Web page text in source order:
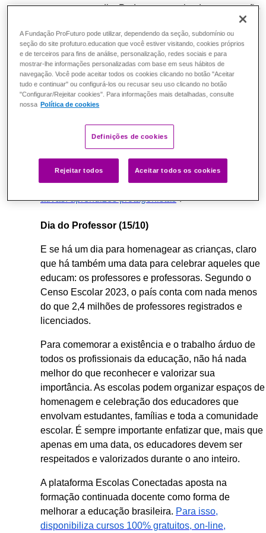
para marcar o dia. Pode ser organizada uma sessão
de cinema com os filmes preferidos da criançada;
uma gincana lúdica e educativa; um piquenique em
uma área aberta; uma feira de troca de brinquedos;
uma roda de jogos de tabuleiro. Deixá-las brincar
livremente também é sempre uma boa opção.
Aos educadores que queiram elevar o patamar, há
professores conheçam estratégias e caminhos para
assim como incentivar o protagonismo dos
estudantes. É o caso da formação “Metodologias
ativas: aprendizes protagonistas”.
Dia do Professor (15/10)
E se há um dia para homenagear as crianças, claro
que há também uma data para celebrar aqueles que
educam: os professores e professoras. Segundo o
Censo Escolar 2023, o país conta com nada menos
do que 2,4 milhões de professores registrados e
licenciados.
Para comemorar a existência e o trabalho árduo de
todos os profissionais da educação, não há nada
melhor do que reconhecer e valorizar sua
importância. As escolas podem organizar espaços de
homenagem e celebração dos educadores que
envolvam estudantes, famílias e toda a comunidade
escolar. É sempre importante enfatizar que, mais que
apenas em uma data, os educadores devem ser
respeitados e valorizados durante o ano inteiro.
A plataforma Escolas Conectadas aposta na
formação continuada docente como forma de
melhorar a educação brasileira. Para isso,
disponibiliza cursos 100% gratuitos, on-line,
A Fundação ProFuturo pode utilizar, dependendo da seção, subdomínio ou
seção do site profuturo.education que você estiver visitando, cookies próprios
e de terceiros para fins de análise, personalização, redes sociais e para
mostrar-lhe informações personalizadas com base em seus hábitos de
navegação. Você pode aceitar todos os cookies clicando no botão "Aceitar
tudo e continuar" ou configurá-los ou recusar seu uso clicando no botão
"Configurar/Rejeitar cookies". Para informações mais detalhadas, consulte
nossa Política de cookies
Definições de cookies
Rejeitar todos Aceitar todos os cookies